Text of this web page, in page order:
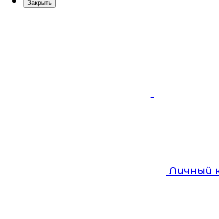
Закрыть
Личный